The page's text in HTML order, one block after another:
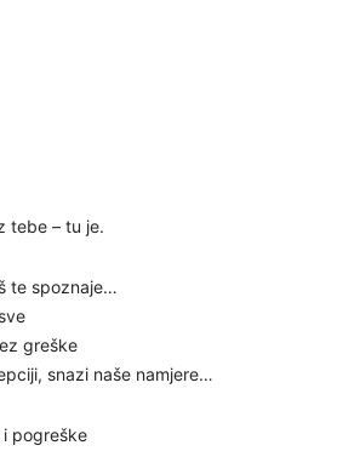
tebe – tu je.
te spoznaje…
greške
snazi naše namjere…
pogreške